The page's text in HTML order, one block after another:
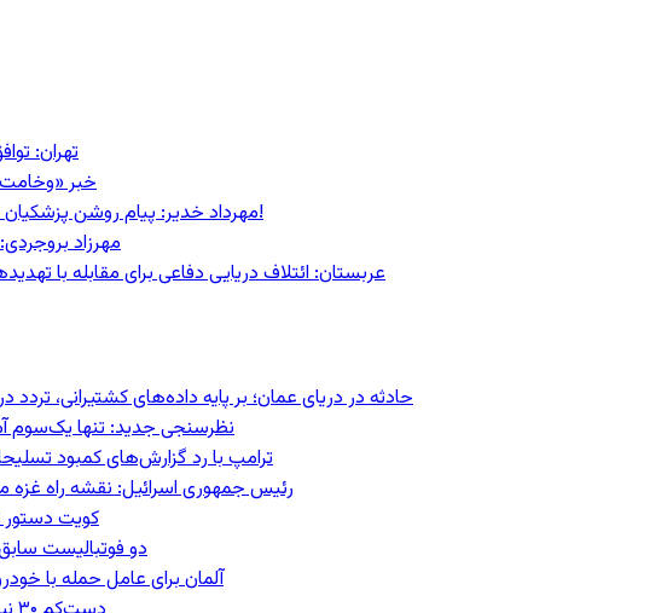
تهران:
خبر
مهرداد خدیر: پیام روشن پزشکیان در گفت‌و‌گوی تصویری با مرد نامرئی: من هستم!
مهرزاد
عربستان: ائتلاف دریایی دفاعی برای مقابله با
حادثه در دریای عمان؛ بر پایه داده‌های کشتیرانی،
نظرسنجی جدید: تنها یک‌سوم
ترامپ با رد گزارش‌های کمبود
رئیس‌ جمهوری اسرائیل: نقشه راه
کویت دستور
دو فوتبالیست
آلمان برای عامل حمله با